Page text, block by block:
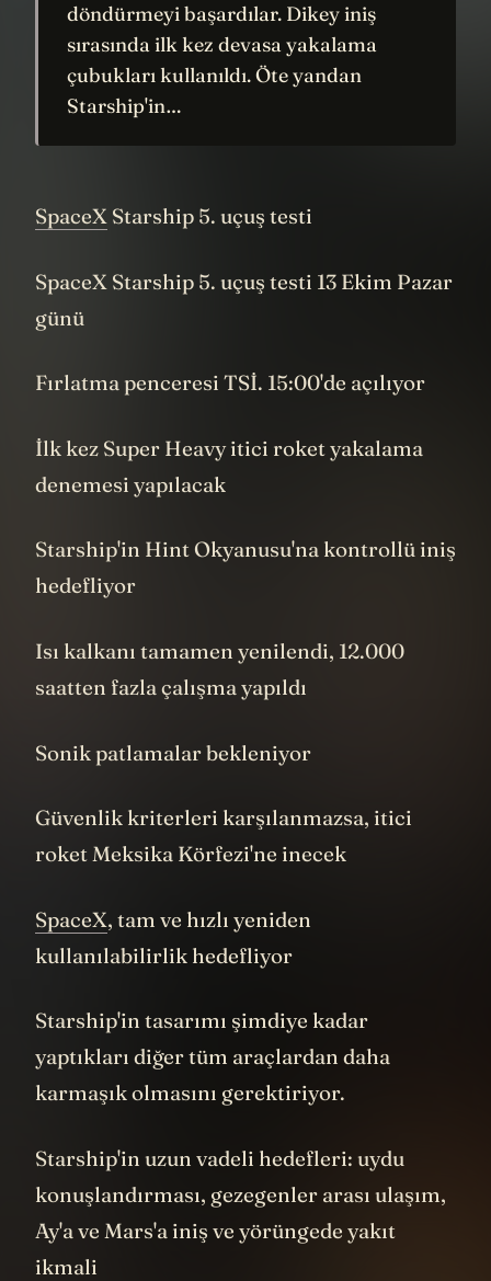
döndürmeyi başardılar. Dikey iniş
sırasında ilk kez devasa yakalama
çubukları kullanıldı. Öte yandan
Starship'in…
SpaceX Starship 5. uçuş testi
SpaceX Starship 5. uçuş testi 13 Ekim Pazar
günü
Fırlatma penceresi TSİ. 15:00'de açılıyor
İlk kez Super Heavy itici roket yakalama
denemesi yapılacak
Starship'in Hint Okyanusu'na kontrollü iniş
hedefliyor
Isı kalkanı tamamen yenilendi, 12.000
saatten fazla çalışma yapıldı
Sonik patlamalar bekleniyor
Güvenlik kriterleri karşılanmazsa, itici
roket Meksika Körfezi'ne inecek
SpaceX, tam ve hızlı yeniden
kullanılabilirlik hedefliyor
Starship'in tasarımı şimdiye kadar
yaptıkları diğer tüm araçlardan daha
karmaşık olmasını gerektiriyor.
Starship'in uzun vadeli hedefleri: uydu
konuşlandırması, gezegenler arası ulaşım,
Ay'a ve Mars'a iniş ve yörüngede yakıt
ikmali